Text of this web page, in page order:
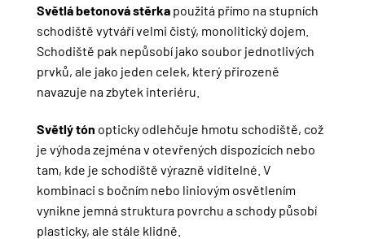
Světlá betonová stěrkapoužitá přímo na stupních
schodiště vytváří velmi čistý, monolitický dojem.
Schodiště pak nepůsobí jako soubor jednotlivých
prvků, ale jako jeden celek, který přirozeně
navazuje na zbytek interiéru.
Světlý tón opticky odlehčuje hmotu schodiště, což
je výhoda zejména v otevřených dispozicích nebo
tam, kde je schodiště výrazně viditelné. V
kombinaci s bočním nebo liniovým osvětlením
vynikne jemná struktura povrchu a schody působí
plasticky, ale stále klidně.